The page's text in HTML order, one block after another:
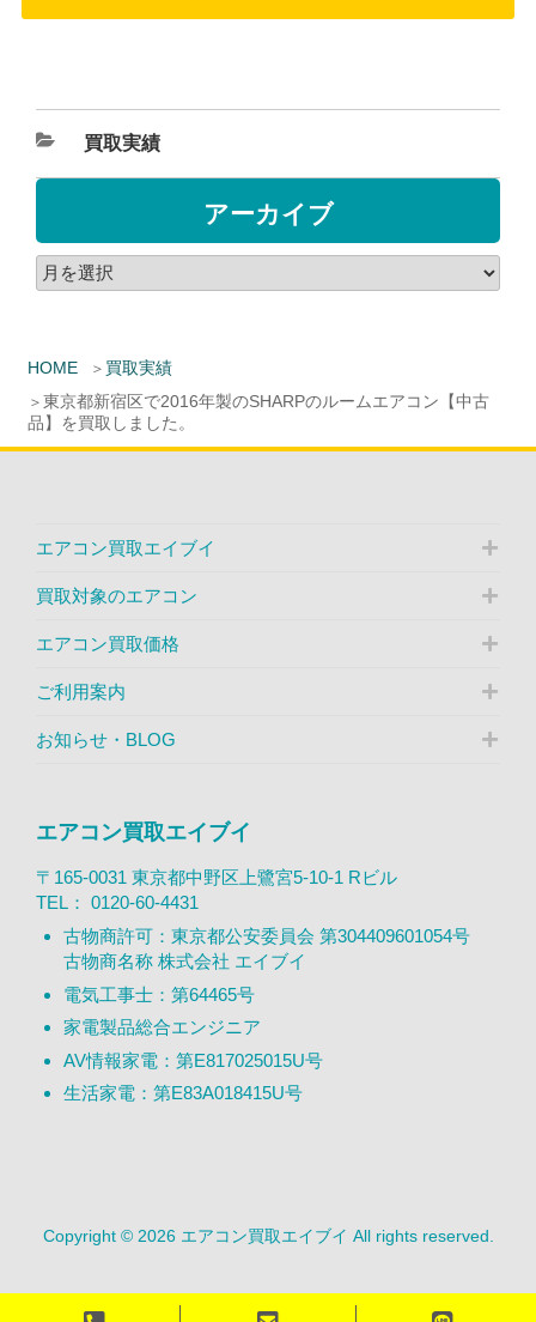
HOME
買取実績
東京都新宿区で2016年製のSHARPのルームエアコン【中古
品】を買取しました。
買取実績
アーカイブ
エアコン買取エイブイ
買取対象のエアコン
エアコン買取価格
ご利用案内
お知らせ・BLOG
エアコン買取エイブイ
〒165-0031 東京都中野区上鷺宮5-10-1 Rビル
TEL： 0120-60-4431
古物商許可：東京都公安委員会 第304409601054号
古物商名称 株式会社 エイブイ
電気工事士：第64465号
家電製品総合エンジニア
AV情報家電：第E817025015U号
生活家電：第E83A018415U号
Copyright © 2026 エアコン買取エイブイ All rights reserved.